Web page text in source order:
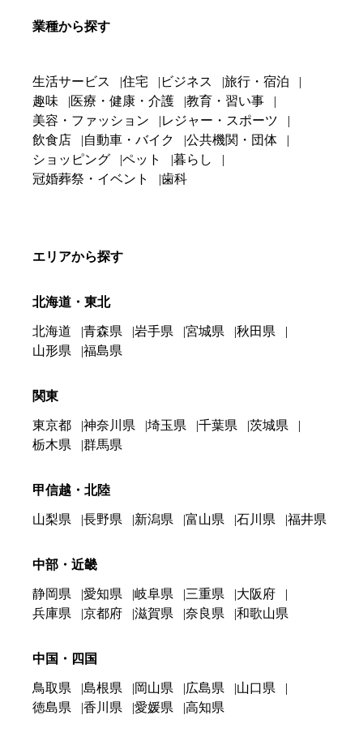
業種から探す
生活サービス 住宅 ビジネス
旅行・宿泊
趣味
医療・健康・介護
教育・習い事
美容・ファッション
レジャー・スポーツ
飲食店
自動車・バイク
公共機関・団体
ショッピング
ペット
暮らし
冠婚葬祭・イベント
歯科
エリアから探す
北海道・東北
北海道 青森県 岩手県 宮城県
秋田県
山形県
福島県
関東
東京都 神奈川県 埼玉県 千葉県
茨城県
栃木県
群馬県
甲信越・北陸
山梨県 長野県 新潟県 富山県 石川県 福井県
中部・近畿
静岡県 愛知県 岐阜県 三重県
大阪府
兵庫県
京都府 滋賀県 奈良県 和歌山県
中国・四国
鳥取県 島根県 岡山県 広島県
山口県
徳島県
香川県 愛媛県 高知県